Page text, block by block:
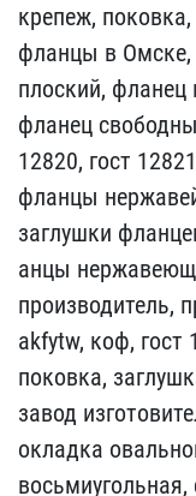
крепеж,
фланцы в Омске,
плоский, фланец
фл​анец
12820, г​ост
фланцы
заглушки
анцы
произво​дитель,
akfytw, к​оф, гост
поковка,
завод
окладка